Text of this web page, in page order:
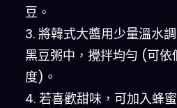
豆。
3. 將韓式大醬用少量溫水
黑豆粥中，攪拌均勻 (可依
度)。
4. 若喜歡甜味，可加入蜂